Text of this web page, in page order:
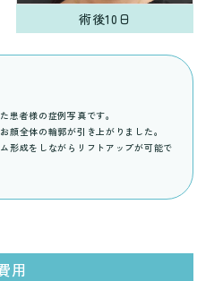
術後10日
患者様の症例写真です。
顔全体の輪郭が引き上がりました。
形成をしながらリフトアップが可能で
用